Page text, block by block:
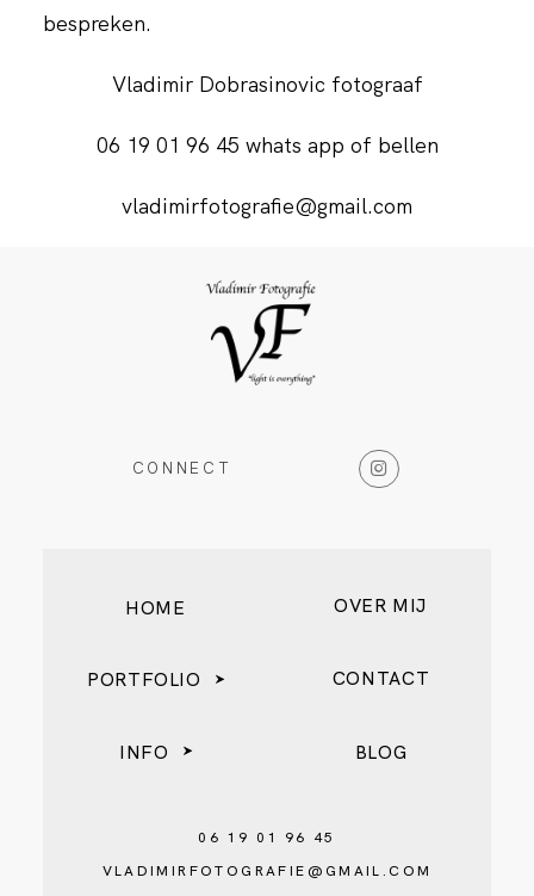
bespreken.
Vladimir Dobrasinovic fotograaf
06 19 01 96 45 whats app of bellen
vladimirfotografie@gmail.com
06 19 01 96 45
HOME
PORTFOLIO
INFO
OVER MIJ
CONTACT
BLOG
VLADIMIRFOTOGRAFIE@GMAIL.COM
CONNECT